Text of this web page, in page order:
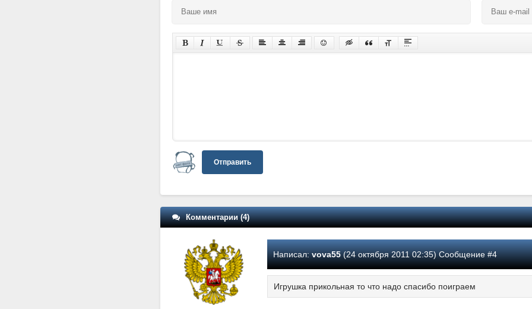
Отправить
Комментарии (4)
Написал: vova55(24 октября 2011 02:35) Сообщение #4
Игрушка прикольная то что надо спасибо поиграем